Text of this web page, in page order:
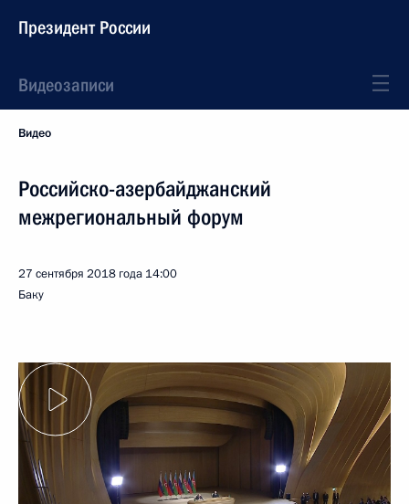
Президент России
Видеозаписи
Видео
Российско-азербайджанский
межрегиональный форум
27 сентября 2018 года 14:00
Баку